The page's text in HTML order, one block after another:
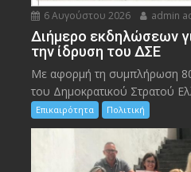
6 Αυγούστου 2026 admin
Διήμερο εκδηλώσεων
την ίδρυση του ΔΣΕ
Με αφορμή τη συμπλήρωση
του Δημοκρατικού Στρατού
Επικαιρότητα Πολιτική